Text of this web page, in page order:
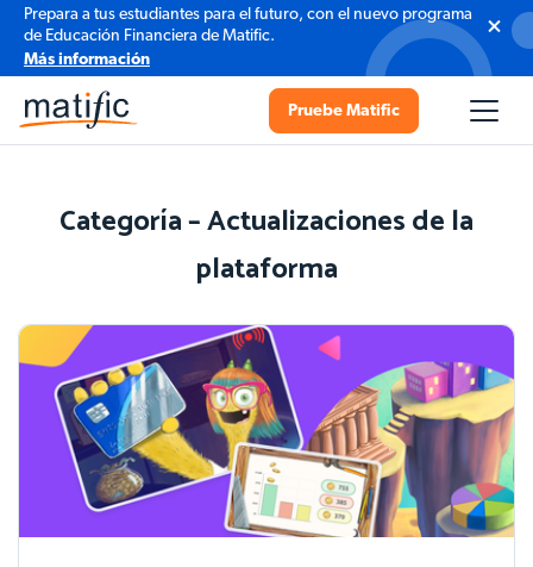
Prepara a tus estudiantes para el futuro, con el nuevo programa
de Educación Financiera de Matific.
Más información
Pruebe Matific
Categoría – Actualizaciones de la
plataforma